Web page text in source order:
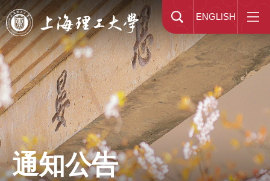
ENGLISH
通知公告